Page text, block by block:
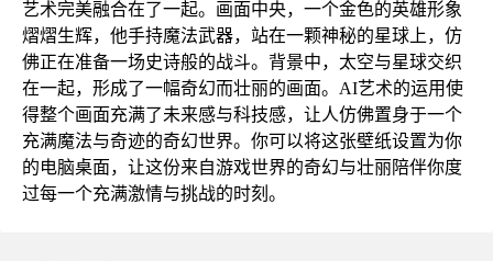
艺术完美融合在了一起。画面中央，一个金色的英雄形象
熠熠生辉，他手持魔法武器，站在一颗神秘的星球上，仿
佛正在准备一场史诗般的战斗。背景中，太空与星球交织
在一起，形成了一幅奇幻而壮丽的画面。AI艺术的运用使
得整个画面充满了未来感与科技感，让人仿佛置身于一个
充满魔法与奇迹的奇幻世界。你可以将这张壁纸设置为你
的电脑桌面，让这份来自游戏世界的奇幻与壮丽陪伴你度
过每一个充满激情与挑战的时刻。